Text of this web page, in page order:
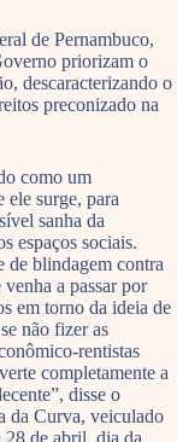
de Pernambuco,
priorizam o
descaracterizando o
preconizado na
como um
ele surge, para
sanha da
espaços sociais.
de blindagem contra
a passar por
em torno da ideia de
não fizer as
rentistas
completamente a
disse o
da Curva, veiculado
de abril, dia da